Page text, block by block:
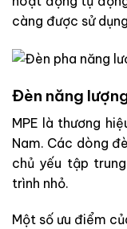
càng được sử
Đèn năng
MPE là thương
Nam. Các dòng
chủ yếu tập
trình nhỏ.
Một số ưu điểm